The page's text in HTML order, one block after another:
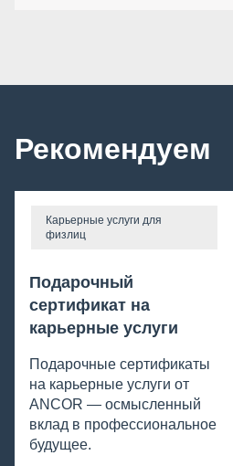
Рекомендуем
Карьерные услуги для
физлиц
Подарочный
сертификат на
карьерные услуги
Подарочные сертификаты
на карьерные услуги от
ANCOR — осмысленный
вклад в профессиональное
будущее.